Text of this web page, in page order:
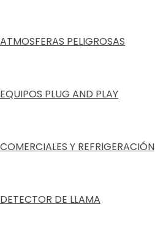
ATMOSFERAS PELIGROSAS
EQUIPOS PLUG AND PLAY
COMERCIALES Y REFRIGERACIÓN
DETECTOR DE LLAMA